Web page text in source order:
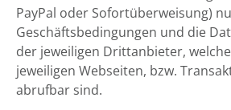
PayPal oder Sofortüberweisung)
Geschäftsbedingungen und die
der jeweiligen Drittanbieter,
jeweiligen Webseiten, bzw.
abrufbar sind.